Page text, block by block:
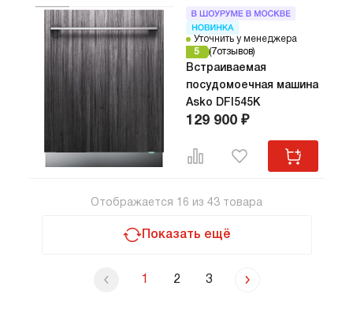
Уточнить у менеджера
5
7отзывов
Встраиваемая
посудомоечная машина
Asko DFI545K
129 900 ₽
Отображается 16 из 43 товара
Показать ещё
1 2 3